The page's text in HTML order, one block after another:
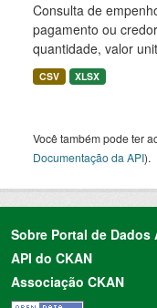
Consulta de
pagamento ou
quantidade, valor
CSV XLSX
Você também pode ter
Documentação da API).
Sobre Portal de Dados
API do CKAN
Associação CKAN